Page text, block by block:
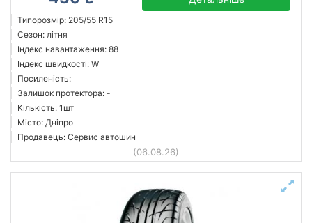
Типорозмір: 205/55 R15
Сезон: літня
Індекс навантаження: 88
Індекс швидкості: W
Посиленість:
Залишок протектора: -
Кількість: 1шт
Місто: Дніпро
Продавець: Сервис автошин
(06.08.26)